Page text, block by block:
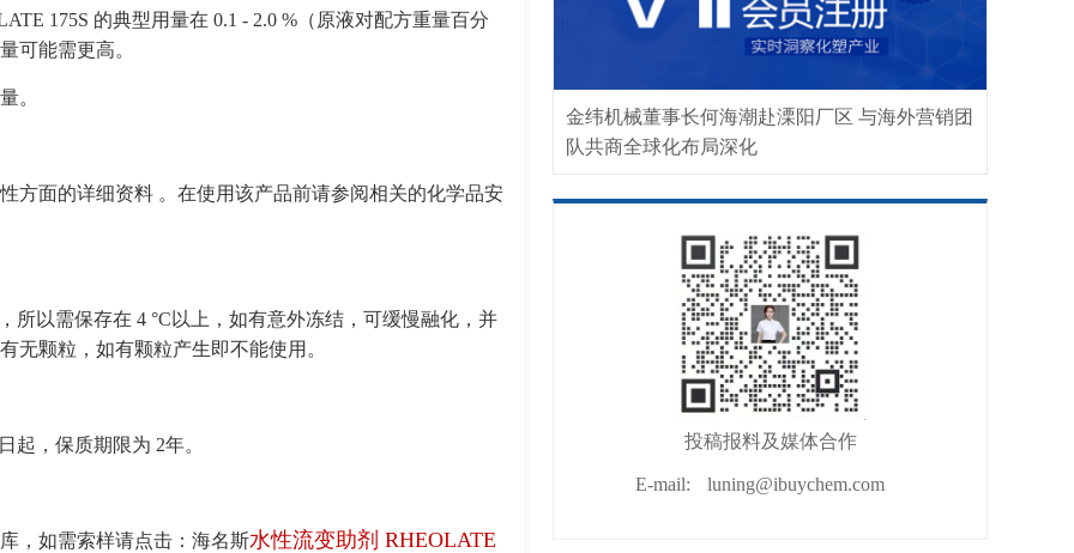
175S 的典型用量在 0.1 - 2.0 %（原液对配方重量百分
可能需更高。
。
方面的详细资料 。在使用该产品前请参阅相关的化学品安
所以需保存在 4 °C以上，如有意外冻结，可缓慢融化，并
无颗粒，如有颗粒产生即不能使用。
起，保质期限为 2年。
，如需索样请点击：海名斯水性流变助剂 RHEOLATE
金纬机械董事长何海潮赴溧阳厂区 与海外营销团
队共商全球化布局深化
投稿报料及媒体合作
E-mail: luning@ibuychem.com